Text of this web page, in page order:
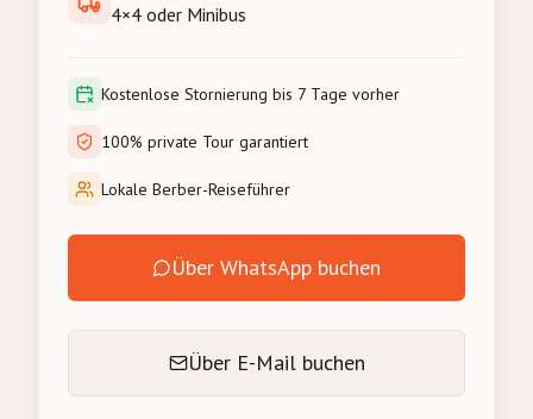
4×4 oder Minibus
Kostenlose Stornierung bis 7 Tage vorher
100% private Tour garantiert
Lokale Berber-Reiseführer
Über WhatsApp buchen
Über E-Mail buchen